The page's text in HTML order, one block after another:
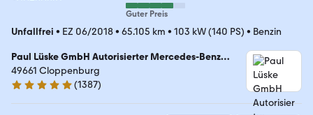
Guter Preis
Unfallfrei • EZ 06/2018• 65.105 km • 103 kW (140 PS) • Benzin
Paul Lüske GmbH Autorisierter Mercedes-Benz
Service & Junge Sterne Verkauf
49661 Cloppenburg
4.9 Sterne
(1387)